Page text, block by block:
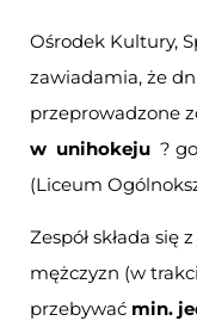
Ośrodek Kultury,
zawiadamia, że
przeprowadzone
w unihokeju ?
(Liceum
Zespół składa się
mężczyzn (w
przebywać min.